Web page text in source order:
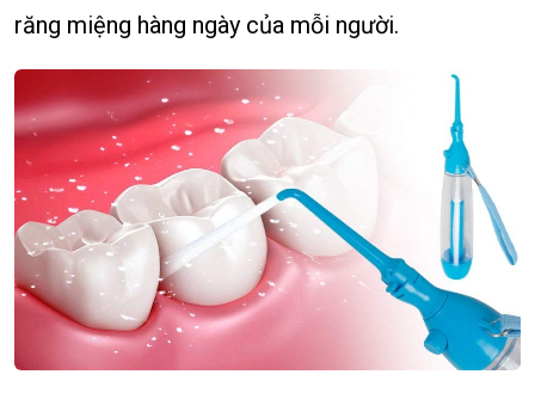
răng miệng hàng ngày của mỗi người.